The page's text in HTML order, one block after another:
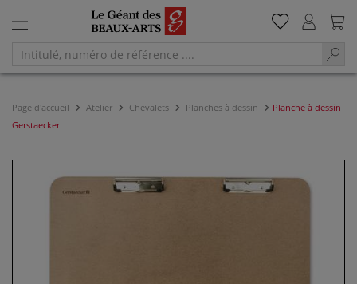
Page d'accueil Atelier Chevalets Planches à dessin
Planche à dessin
Gerstaecker